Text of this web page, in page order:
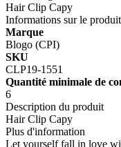
Hair Clip Capy
Informations sur le produit
Marque
Blogo (CPI)
SKU
CLP19-1551
Quantité minimale de
6
Description du produit
Hair Clip Capy
Plus d'information
Let yourself fall in love